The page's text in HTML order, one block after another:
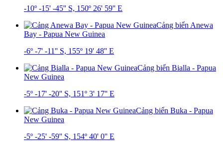
-10º -15' -45'' S, 150º 26' 59'' E
Cảng biển Anewa
Bay - Papua New Guinea
-6º -7' -11'' S, 155º 19' 48'' E
Cảng biển Bialla - Papua
New Guinea
-5º -17' -20'' S, 151º 3' 17'' E
Cảng biển Buka - Papua
New Guinea
-5º -25' -59'' S, 154º 40' 0'' E